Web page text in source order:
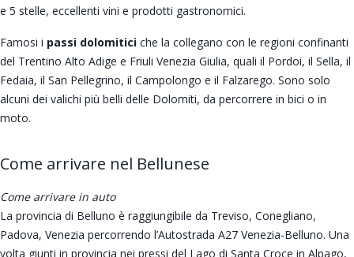
e 5 stelle, eccellenti vini e prodotti gastronomici.
Famosi i passi dolomitici che la collegano con le regioni confinanti
del Trentino Alto Adige e Friuli Venezia Giulia, quali il Pordoi, il Sella, il
Fedaia, il San Pellegrino, il Campolongo e il Falzarego. Sono solo
alcuni dei valichi più belli delle Dolomiti, da percorrere in bici o in
moto.
Come arrivare nel Bellunese
Come arrivare in auto
La provincia di Belluno è raggiungibile da Treviso, Conegliano,
Padova, Venezia percorrendo l’Autostrada A27 Venezia-Belluno. Una
volta giunti in provincia nei pressi del Lago di Santa Croce in Alpago,